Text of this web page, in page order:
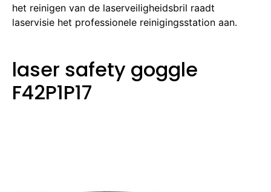
het reinigen van de laserveiligheidsbril raadt
laservisie het professionele reinigingsstation aan.
laser safety goggle
F42P1P17